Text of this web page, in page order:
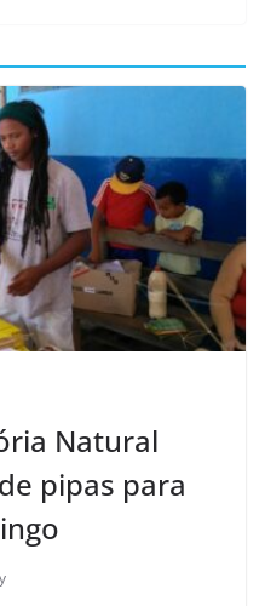
Natural
pipas para